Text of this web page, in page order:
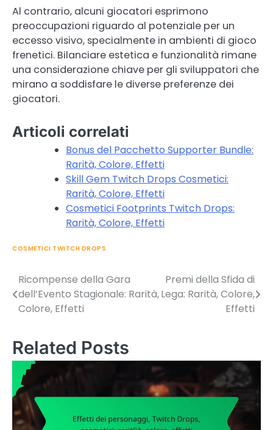
Al contrario, alcuni giocatori esprimono
preoccupazioni riguardo al potenziale per un
eccesso visivo, specialmente in ambienti di gioco
frenetici. Bilanciare estetica e funzionalità rimane
una considerazione chiave per gli sviluppatori che
mirano a soddisfare le diverse preferenze dei
giocatori.
Articoli correlati
Bonus del Pacchetto Supporter Bundle:
Rarità, Colore, Effetti
Skill Gem Twitch Drops Cosmetici:
Rarità, Colore, Effetti
Cosmetici Footprints Twitch Drops:
Rarità, Colore, Effetti
COSMETICI TWITCH DROPS
Post
navigation
Ricompense della Gara
dell’Evento Stagionale: Rarità,
Colore, Effetti
Premi della Sfida di
Lega: Rarità, Colore,
Effetti
Related Posts